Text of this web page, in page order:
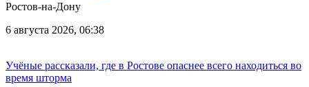
Ростов-на-Дону
6 августа 2026, 06:38
Учёные рассказали, где в Ростове опаснее всего находиться во
время шторма